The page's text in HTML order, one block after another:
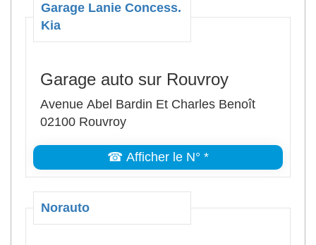
Garage Lanie Concess.
Kia
Garage auto sur Rouvroy
Avenue Abel Bardin Et Charles Benoît
02100 Rouvroy
☎ Afficher le N° *
Norauto